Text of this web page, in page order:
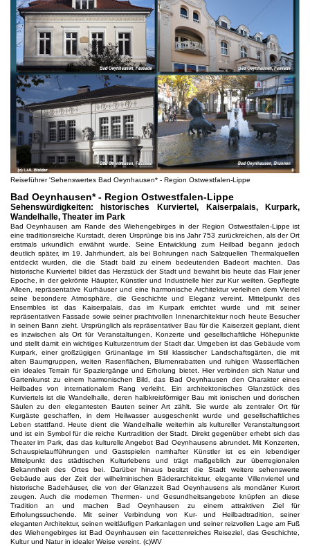
Reiseführer 'Sehenswertes Bad Oeynhausen* - Region Ostwestfalen-Lippe
Bad Oeynhausen* - Region Ostwestfalen-Lippe
Sehenswürdigkeiten: historisches Kurviertel, Kaiserpalais, Kurpark,
Wandelhalle, Theater im Park
Bad Oeynhausen am Rande des Wiehengebirges in der Region Ostwestfalen-Lippe ist
eine traditionsreiche Kurstadt, deren Ursprünge bis ins Jahr 753 zurückreichen, als der Ort
erstmals urkundlich erwähnt wurde. Seine Entwicklung zum Heilbad begann jedoch
deutlich später, im 19. Jahrhundert, als bei Bohrungen nach Salzquellen Thermalquellen
entdeckt wurden, die die Stadt bald zu einem bedeutenden Badeort machten. Das
historische Kurviertel bildet das Herzstück der Stadt und bewahrt bis heute das Flair jener
Epoche, in der gekrönte Häupter, Künstler und Industrielle hier zur Kur weilten. Gepflegte
Alleen, repräsentative Kurhäuser und eine harmonische Architektur verleihen dem Viertel
seine besondere Atmosphäre, die Geschichte und Eleganz vereint. Mittelpunkt des
Ensembles ist das Kaiserpalais, das im Kurpark errichtet wurde und mit seiner
repräsentativen Fassade sowie seiner prachtvollen Innenarchitektur noch heute Besucher
in seinen Bann zieht. Ursprünglich als repräsentativer Bau für die Kaiserzeit geplant, dient
es inzwischen als Ort für Veranstaltungen, Konzerte und gesellschaftliche Höhepunkte
und stellt damit ein wichtiges Kulturzentrum der Stadt dar. Umgeben ist das Gebäude vom
Kurpark, einer großzügigen Grünanlage im Stil klassischer Landschaftsgärten, die mit
alten Baumgruppen, weiten Rasenflächen, Blumenrabatten und ruhigen Wasserflächen
ein ideales Terrain für Spaziergänge und Erholung bietet. Hier verbinden sich Natur und
Gartenkunst zu einem harmonischen Bild, das Bad Oeynhausen den Charakter eines
Heilbades von internationalem Rang verleiht. Ein architektonisches Glanzstück des
Kurviertels ist die Wandelhalle, deren halbkreisförmiger Bau mit ionischen und dorischen
Säulen zu den elegantesten Bauten seiner Art zählt. Sie wurde als zentraler Ort für
Kurgäste geschaffen, in dem Heilwasser ausgeschenkt wurde und gesellschaftliches
Leben stattfand. Heute dient die Wandelhalle weiterhin als kultureller Veranstaltungsort
und ist ein Symbol für die reiche Kurtradition der Stadt. Direkt gegenüber erhebt sich das
Theater im Park, das das kulturelle Angebot Bad Oeynhausens abrundet. Mit Konzerten,
Schauspielaufführungen und Gastspielen namhafter Künstler ist es ein lebendiger
Mittelpunkt des städtischen Kulturlebens und trägt maßgeblich zur überregionalen
Bekanntheit des Ortes bei. Darüber hinaus besitzt die Stadt weitere sehenswerte
Gebäude aus der Zeit der wilhelminischen Bäderarchitektur, elegante Villenviertel und
historische Badehäuser, die von der Glanzzeit Bad Oeynhausens als mondäner Kurort
zeugen. Auch die modernen Thermen- und Gesundheitsangebote knüpfen an diese
Tradition an und machen Bad Oeynhausen zu einem attraktiven Ziel für
Erholungssuchende. Mit seiner Verbindung von Kur- und Heilbadtradition, seiner
eleganten Architektur, seinen weitläufigen Parkanlagen und seiner reizvollen Lage am Fuß
des Wiehengebirges ist Bad Oeynhausen ein facettenreiches Reiseziel, das Geschichte,
Kultur und Natur in idealer Weise vereint. (c)WV